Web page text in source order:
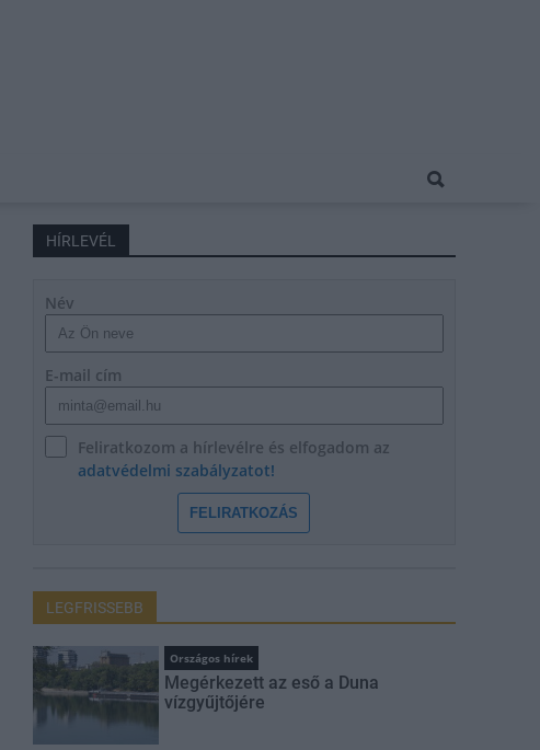
HÍRLEVÉL
Név
E-mail cím
Feliratkozom a hírlevélre és elfogadom az
adatvédelmi szabályzatot!
FELIRATKOZÁS
LEGFRISSEBB
Országos hírek
Megérkezett az eső a Duna
vízgyűjtőjére